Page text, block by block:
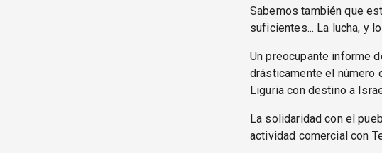
Sabemos también que
suficientes... La lucha, y
Un preocupante informe
drásticamente el número
Liguria con destino a
La solidaridad con el
actividad comercial con